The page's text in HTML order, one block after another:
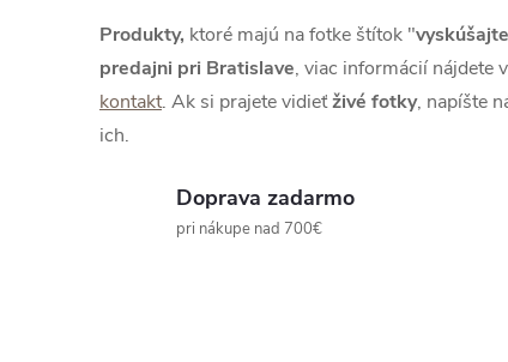
Produkty, ktoré majú na fotke štítok "
predajni pri Bratislave, viac informácií nájdete
kontakt. Ak si prajete vidieťživé fotky, napíšte
ich.
Doprava zadarmo
pri nákupe nad 700€